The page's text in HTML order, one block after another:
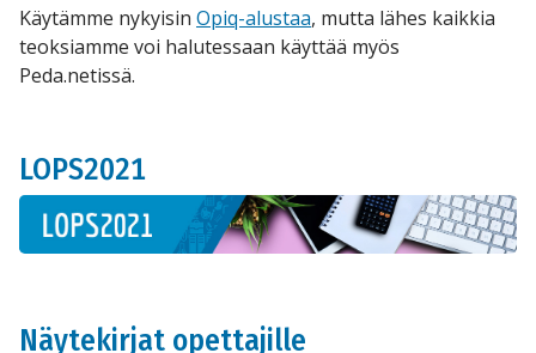
Käytämme nykyisin Opiq-alustaa, mutta lähes kaikkia
teoksiamme voi halutessaan käyttää myös
Peda.netissä.
LOPS2021
Näytekirjat opettajille